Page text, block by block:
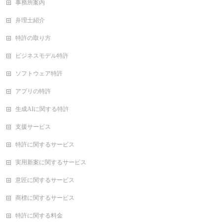
事務所案内
弁理士紹介
特許の取り方
ビジネスモデル特許
ソフトウェア特許
アプリの特許
生成AIに関する特許
支援サービス
特許に関するサービス
実用新案に関するサービス
意匠に関するサービス
商標に関するサービス
特許に関する料金